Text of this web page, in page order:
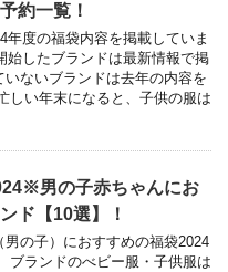
約一覧！
度の福袋内容を掲載していま
始したブランドは最新情報で掲
ないブランドは去年の内容を
しい年末になると、子供の服は
男の子赤ちゃんにお
ド【10選】！
男の子）におすすめの福袋2024
ブランドのべビー服・子供服は